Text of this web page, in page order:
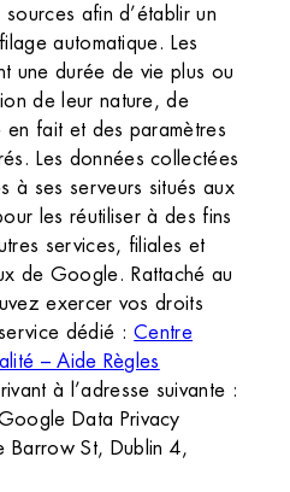
afin d’établir un
automatique. Les
une durée de vie plus ou
de leur nature, de
en fait et des paramètres
Les données collectées
à ses serveurs situés aux
les réutiliser à des fins
services, filiales et
de Google. Rattaché au
exercer vos droits
dédié :Centre
– Aide Règles
à l’adresse suivante :
Data Privacy
St, Dublin 4,